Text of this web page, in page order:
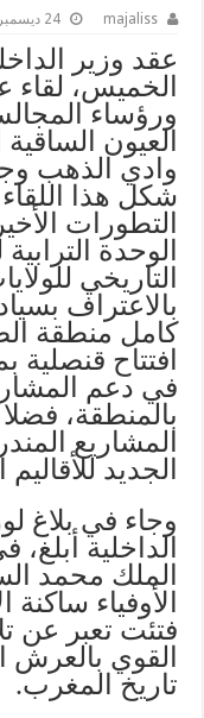
majaliss 24 ديسمبر، 2020
عقد وزير
الخميس، لقاء
ورؤساء
العيون
وادي الذهب
شكل هذا
التطورات
الوحدة
التاريخي
بالاعتراف
كامل منطقة
افتتاح قنصلية
في دعم
بالمنطقة،
المشاريع
الجديد
وجاء في بلاغ
الداخلية
الملك محمد
الأوفياء ساكنة
فتئت تعبر عن
القوي بالعرش
تاريخ المغرب.